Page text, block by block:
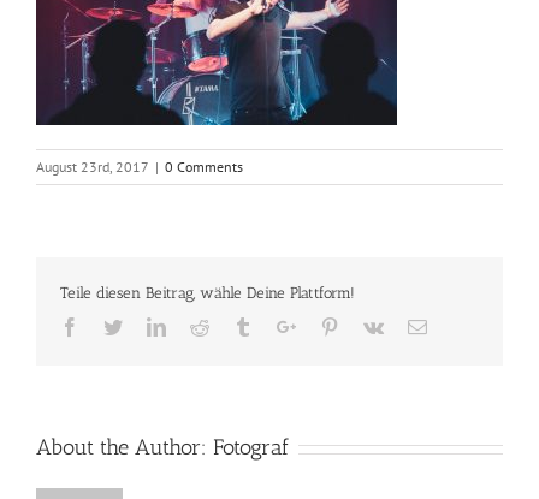
August 23rd, 2017 | 0 Comments
Teile diesen Beitrag, wähle Deine Plattform!
Facebook
TwitterLinkedinReddit TumblrGoogle+Pinterest
Vk Email
About the Author: Fotograf